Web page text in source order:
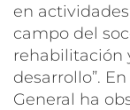
en
campo del
rehabilitación
desarrollo”.
General ha